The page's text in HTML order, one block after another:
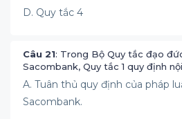
D. Quy tắc 4
Câu 21: Trong Bộ Quy tắc đạo
Sacombank, Quy tắc 1 quy định
A. Tuân thủ quy định của pháp
Sacombank.